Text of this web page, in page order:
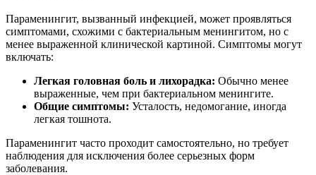
Параменингит, вызванный инфекцией, может проявляться
симптомами, схожими с бактериальным менингитом, но с
менее выраженной клинической картиной. Симптомы могут
включать:
Легкая головная боль и лихорадка: Обычно менее
выраженные, чем при бактериальном менингите.
Общие симптомы: Усталость, недомогание, иногда
легкая тошнота.
Параменингит часто проходит самостоятельно, но требует
наблюдения для исключения более серьезных форм
заболевания.